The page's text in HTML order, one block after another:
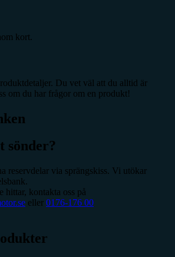
kort.
Du vet väl att du alltid är
om du har frågor om en produkt!
sönder?
reservdelar via sprängskiss. Vi utökar
hittar, kontakta oss på
eller 0176-176 00